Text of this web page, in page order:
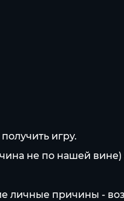
игру.
не по нашей вине)
личные причины -